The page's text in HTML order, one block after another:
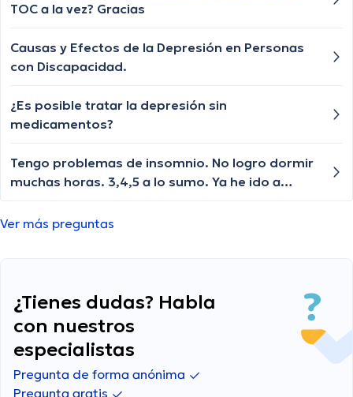
TOC a la vez? Gracias
Causas y Efectos de la Depresión en Personas
con Discapacidad.
¿Es posible tratar la depresión sin
medicamentos?
Tengo problemas de insomnio. No logro dormir
muchas horas. 3,4,5 a lo sumo. Ya he ido a
imanes en mi cuerpo y cabeza, mirar películas,
Resultado: 3, 4 - 5 horas cuando mucho. Si me
levanto al baño ya no puedo dormir. Tomé una
semana pregabalina de 75 mg (2 de tres
mitades que no me sirvieron de mucho y para el
insomnio no están hechas. Qué más hacer?
...No lo sé...leo sobre más terapias, más imanes
Ver más preguntas
¿Tienes dudas? Habla
con nuestros
especialistas
Pregunta de forma anónima
Pregunta gratis